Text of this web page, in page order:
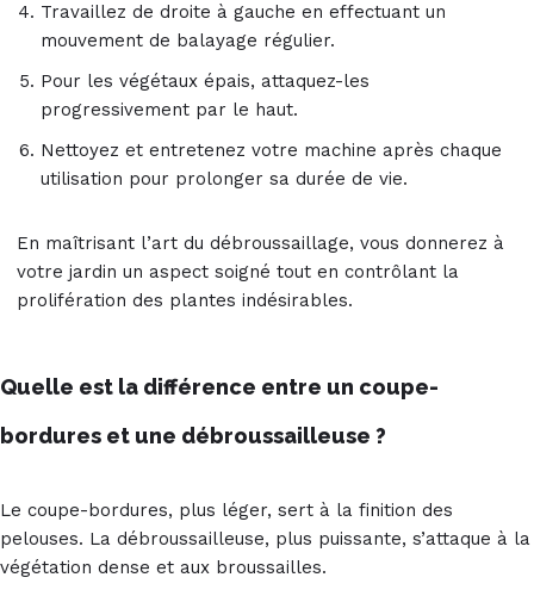
Travaillez de droite à gauche en effectuant un
mouvement de balayage régulier.
Pour les végétaux épais, attaquez-les
progressivement par le haut.
Nettoyez et entretenez votre machine après chaque
utilisation pour prolonger sa durée de vie.
En maîtrisant l’art du débroussaillage, vous donnerez à
votre jardin un aspect soigné tout en contrôlant la
prolifération des plantes indésirables.
Quelle est la différence entre un coupe-
bordures et une débroussailleuse ?
Le coupe-bordures, plus léger, sert à la finition des
pelouses. La débroussailleuse, plus puissante, s’attaque à la
végétation dense et aux broussailles.